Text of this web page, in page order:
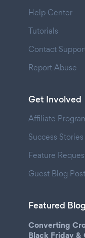
Help Center
Tutorials
Contact
Report Abuse
Get Involved
Affiliate
Success Stories
Feature
Guest Blog Post
Featured
Converting
Black Friday